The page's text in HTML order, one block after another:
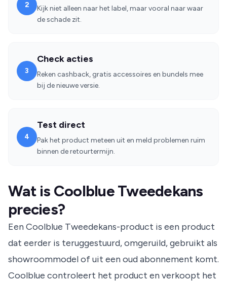
2
Kijk niet alleen naar het label, maar vooral naar waar
de schade zit.
3
Check acties
Reken cashback, gratis accessoires en bundels mee
bij de nieuwe versie.
4
Test direct
Pak het product meteen uit en meld problemen ruim
binnen de retourtermijn.
Wat is Coolblue Tweedekans
precies?
Een Coolblue Tweedekans-product is een product
dat eerder is teruggestuurd, omgeruild, gebruikt als
showroommodel of uit een oud abonnement komt.
Coolblue controleert het product en verkoopt het